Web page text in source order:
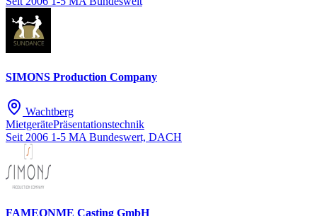
SIMONS Production Company
Wachtberg
MietgerätePräsentationstechnik
Seit 2006 1-5 MA Bundeswert, DACH
FAMEONME Casting GmbH